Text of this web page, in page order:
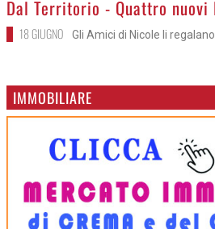
Dal Territorio - Quattro
18 GIUGNO Gli Amici di Nicole li
IMMOBILIARE